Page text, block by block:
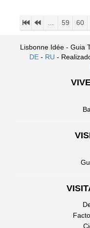
59 60
Lisbonne Idée - Guia
DE - RU -